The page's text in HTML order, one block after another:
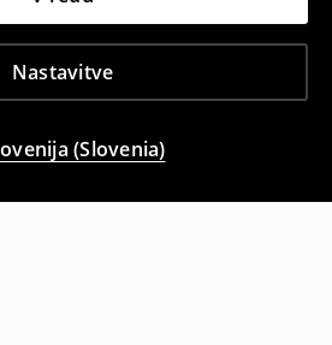
Nastavitve
(Slovenia)